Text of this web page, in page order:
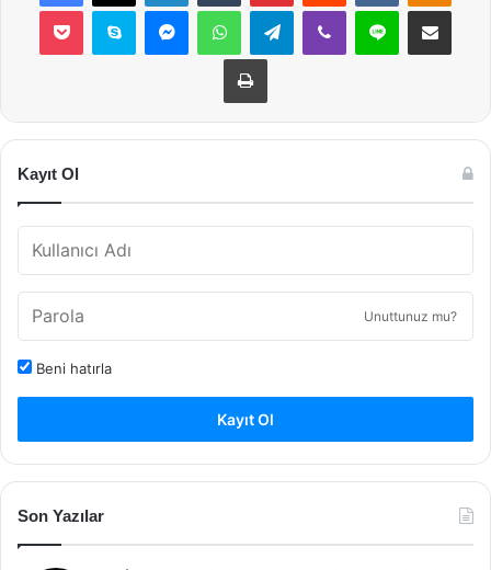
Pocket Skype MessengerWhatsAppTelegramViber Line E-Posta ile
Yazdır
Kayıt Ol
Unuttunuz mu?
Beni hatırla
Kayıt Ol
Son Yazılar